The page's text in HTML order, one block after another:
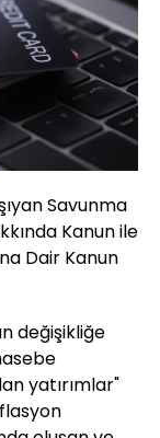
Savunma
Kanun ile
Dair Kanun
değişikliğe
yatırımlar"